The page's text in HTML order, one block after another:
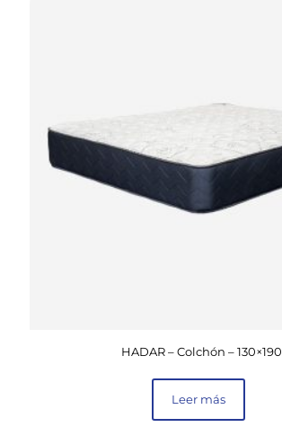
HADAR – Colchón – 130×190
Leer más